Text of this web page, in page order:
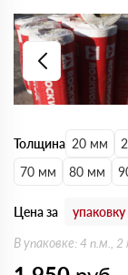
Толщина 20 мм
70 мм
80 мм
Цена за упаковку
В упаковке: 4 п.м.,